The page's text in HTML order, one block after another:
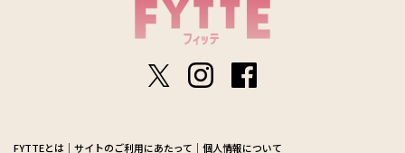
FYTTEとは サイトのご利用にあたって 個人情報について